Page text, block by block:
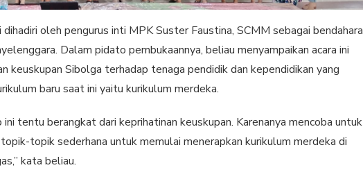
oleh pengurus inti MPK Suster Faustina, SCMM sebagai bendahara
Dalam pidato pembukaannya, beliau menyampaikan acara ini
keuskupan Sibolga terhadap tenaga pendidik dan kependidikan yang
baru saat ini yaitu kurikulum merdeka.
tentu berangkat dari keprihatinan keuskupan. Karenanya mencoba untuk
topik sederhana untuk memulai menerapkan kurikulum merdeka di
kata beliau.